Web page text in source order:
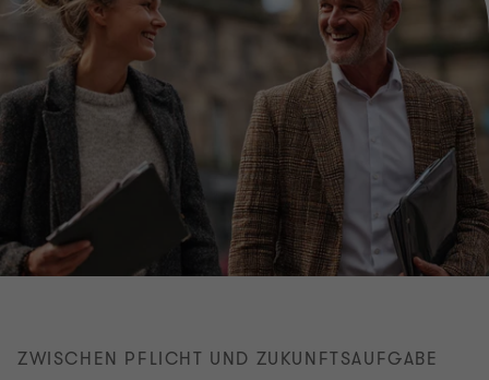
ZWISCHEN PFLICHT UND ZUKUNFTSAUFGABE